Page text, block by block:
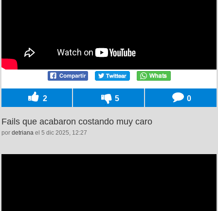
2 5 0
Fails que acabaron costando muy caro
por detriana el 5 dic 2025, 12:27